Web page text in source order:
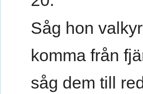
Såg hon
komma från
såg dem till